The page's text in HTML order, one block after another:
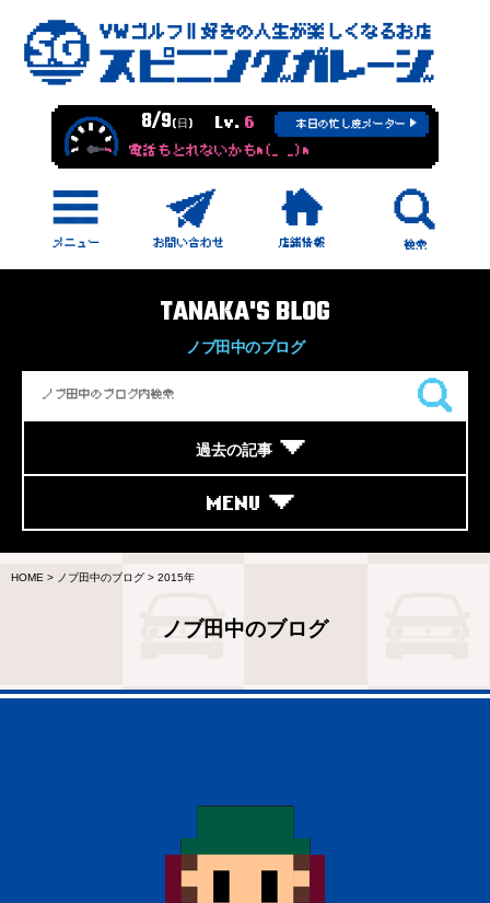
8/9(日) Lv. 6 本日の忙し度メーター
電話もとれないかもm(_ _)m
TANAKA'S BLOG
ノブ田中のブログ
過去の記事
MENU
HOME > ノブ田中のブログ > 2015年
ノブ田中のブログ